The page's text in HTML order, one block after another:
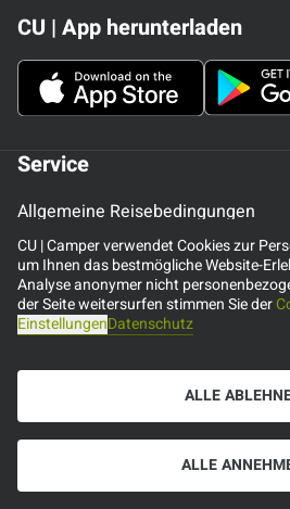
Service
Allgemeine Reisebedingungen
Fragen und Antworten (FAQ)
Treueprogramm
Reiseberichte
Kundenbewertungen
Impressum
Erklärung zur Barrierefreiheit
Ausgezeichneter Service
CU | App herunterladen
CU | Camper verwendet Cookies zur
um Ihnen das bestmögliche Website-
Analyse anonymer nicht
der Seite weitersurfen stimmen Sie der
EinstellungenDatenschutz
ALLE
ALLE